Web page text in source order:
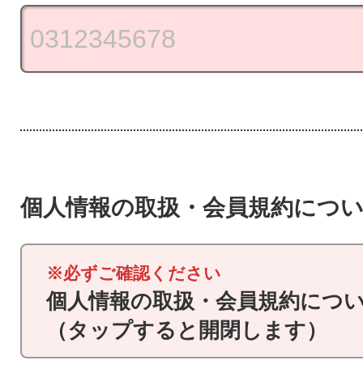
個人情報の取扱・会員規約につ
※必ずご確認ください
個人情報の取扱・会員規約につ
（タップすると開閉します）